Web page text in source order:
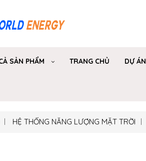
SẢN PHẨM TRANG CHỦ DỰ ÁN
HỆ THỐNG NĂNG LƯỢNG MẶT TRỜI